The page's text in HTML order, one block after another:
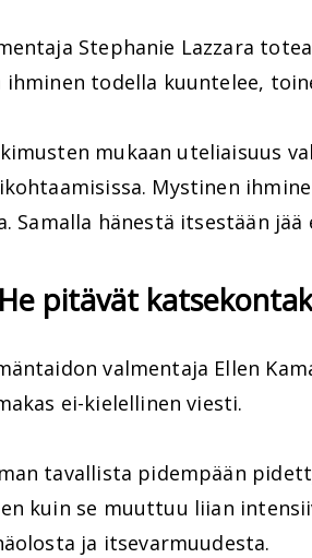
Stephanie Lazzara
ihminen todella kuuntelee,
mukaan uteliaisuus
Mystinen
Samalla hänestä itsestään
pitävät
valmentaja Ellen
ei-kielellinen viesti.
tavallista pidempään
kuin se muuttuu liian
ja itsevarmuudesta.